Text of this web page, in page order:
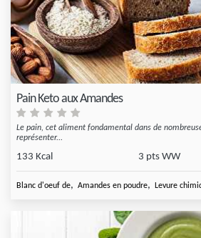
Pain Keto aux Amandes
Le pain, cet aliment fondamental dans de
représenter...
133 Kcal 3 pts WW
Blanc d'oeuf de, Amandes en poudre, Levure